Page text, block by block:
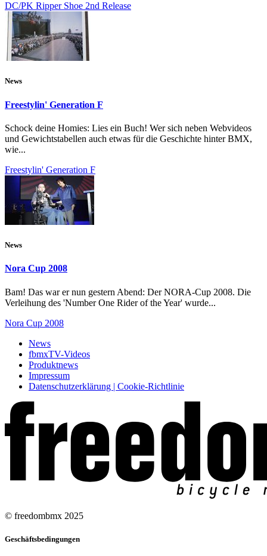
DC/PK Ripper Shoe 2nd Release
News
Freestylin' Generation F
Schock deine Homies: Lies ein Buch! Wer sich neben Webvideos
und Gewichtstabellen auch etwas für die Geschichte hinter BMX,
wie...
Freestylin' Generation F
News
Nora Cup 2008
Bam! Das war er nun gestern Abend: Der NORA-Cup 2008. Die
Verleihung des 'Number One Rider of the Year' wurde...
Nora Cup 2008
News
fbmxTV-Videos
Produktnews
Impressum
Datenschutzerklärung | Cookie-Richtlinie
© freedombmx 2025
Geschäftsbedingungen